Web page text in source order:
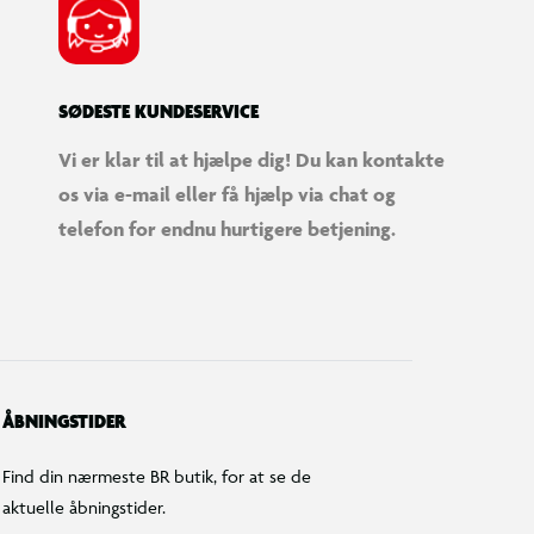
SØDESTE KUNDESERVICE
Vi er klar til at hjælpe dig! Du kan kontakte
os via e-mail eller få hjælp via chat og
telefon for endnu hurtigere betjening.
ÅBNINGSTIDER
Find din nærmeste BR butik, for at se de
aktuelle åbningstider.